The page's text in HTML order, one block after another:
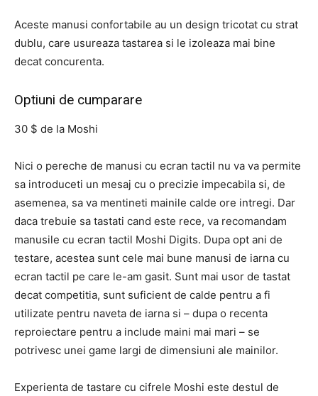
Aceste manusi confortabile au un design tricotat cu strat
dublu, care usureaza tastarea si le izoleaza mai bine
decat concurenta.
Optiuni de cumparare
30 $ de la Moshi
Nici o pereche de manusi cu ecran tactil nu va va permite
sa introduceti un mesaj cu o precizie impecabila si, de
asemenea, sa va mentineti mainile calde ore intregi. Dar
daca trebuie sa tastati cand este rece, va recomandam
manusile cu ecran tactil Moshi Digits. Dupa opt ani de
testare, acestea sunt cele mai bune manusi de iarna cu
ecran tactil pe care le-am gasit. Sunt mai usor de tastat
decat competitia, sunt suficient de calde pentru a fi
utilizate pentru naveta de iarna si – dupa o recenta
reproiectare pentru a include maini mai mari – se
potrivesc unei game largi de dimensiuni ale mainilor.
Experienta de tastare cu cifrele Moshi este destul de